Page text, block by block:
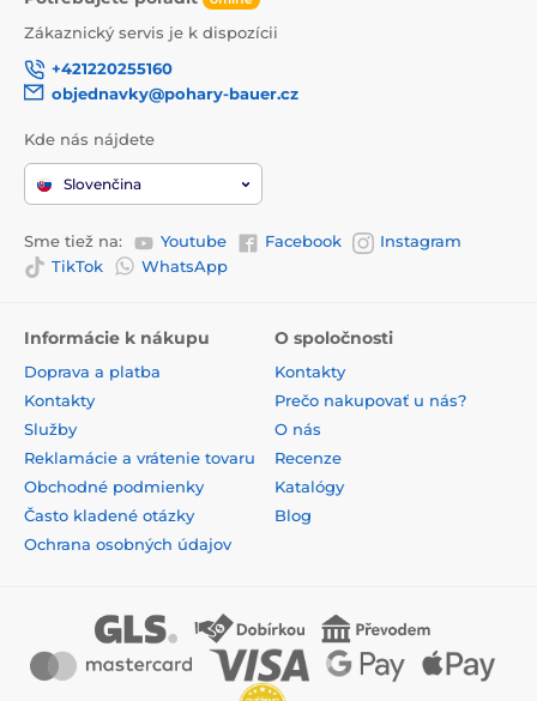
Zákaznický servis je k dispozícii
+421220255160
objednavky@pohary-bauer.cz
Kde nás nájdete
Slovenčina
Sme tiež na: Youtube Facebook
Instagram
TikTok
WhatsApp
Informácie k nákupu
Doprava a platba
Kontakty
Služby
Reklamácie a vrátenie tovaru
Obchodné podmienky
Často kladené otázky
Ochrana osobných údajov
O spoločnosti
Kontakty
Prečo nakupovať u nás?
O nás
Recenze
Katalógy
Blog